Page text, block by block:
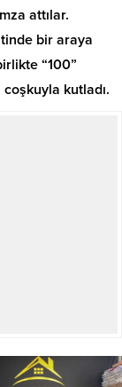
attılar.
bir araya
“100”
coşkuyla kutladı.